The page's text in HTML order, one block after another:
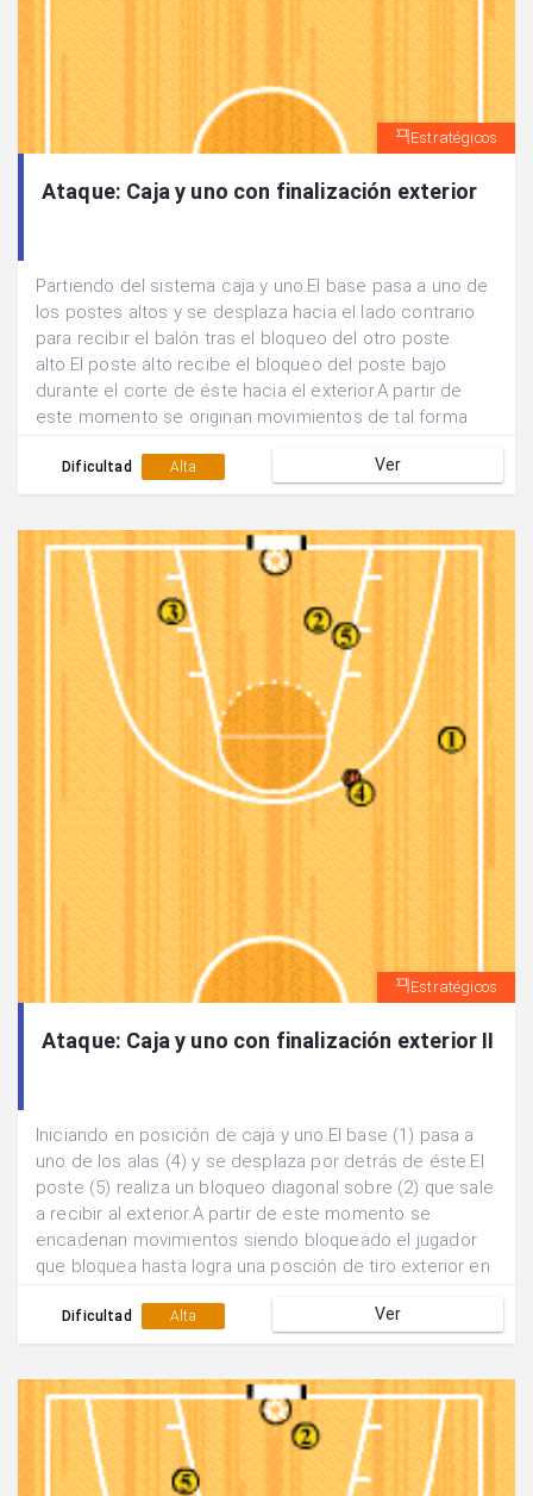
Estratégicos
Ataque: Caja y uno con finalización exterior
Partiendo del sistema caja y uno.El base pasa a uno de
los postes altos y se desplaza hacia el lado contrario
para recibir el balón tras el bloqueo del otro poste
alto.El poste alto recibe el bloqueo del poste bajo
durante el corte de éste hacia el exterior.A partir de
este momento se originan movimientos de tal forma
posición de tiro exterior favorable.
Dificultad Alta Ver
Estratégicos
Ataque: Caja y uno con finalización exterior II
Iniciando en posición de caja y uno.El base (1) pasa a
uno de los alas (4) y se desplaza por detrás de éste.El
poste (5) realiza un bloqueo diagonal sobre (2) que sale
a recibir al exterior.A partir de este momento se
encadenan movimientos siendo bloqueado el jugador
que bloquea hasta logra una posción de tiro exterior en
Dificultad Alta Ver